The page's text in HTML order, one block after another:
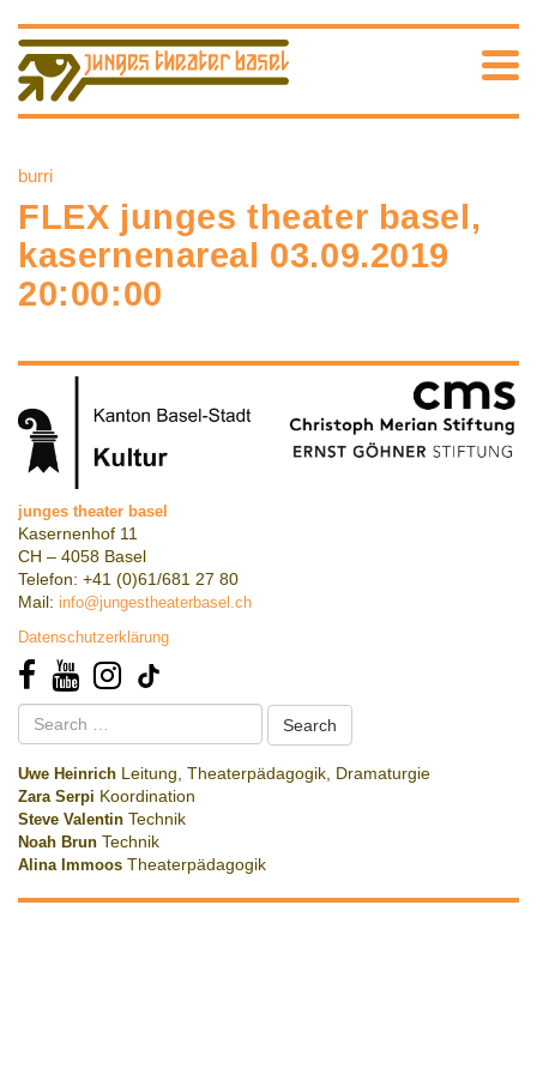
burri
FLEX junges theater basel,
kasernenareal 03.09.2019
20:00:00
junges theater basel
Kasernenhof 11
CH – 4058 Basel
Telefon: +41 (0)61/681 27 80
Mail: info@jungestheaterbasel.ch
Datenschutzerklärung
Search
for:
Uwe Heinrich Leitung, Theaterpädagogik, Dramaturgie
Zara Serpi Koordination
Steve Valentin Technik
Noah Brun Technik
Alina Immoos Theaterpädagogik